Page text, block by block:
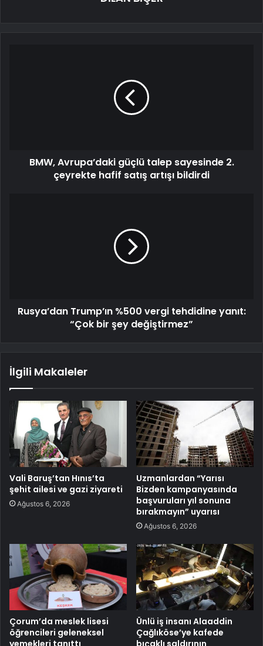
BMW, Avrupa’daki güçlü talep sayesinde 2.
çeyrekte hafif satış artışı bildirdi
Rusya’dan Trump’ın %500 vergi tehdidine yanıt:
“Çok bir şey değiştirmez”
İlgili Makaleler
Vali Baruş’tan Hınıs’ta
şehit ailesi ve gazi ziyareti
Ağustos 6, 2026
Uzmanlardan “Yarısı
Bizden kampanyasında
başvuruları yıl sonuna
bırakmayın” uyarısı
Ağustos 6, 2026
Çorum’da meslek lisesi
öğrencileri geleneksel
yemekleri tanıttı
Ünlü iş insanı Alaaddin
Çağlıköse’ye kafede
bıçaklı saldırının